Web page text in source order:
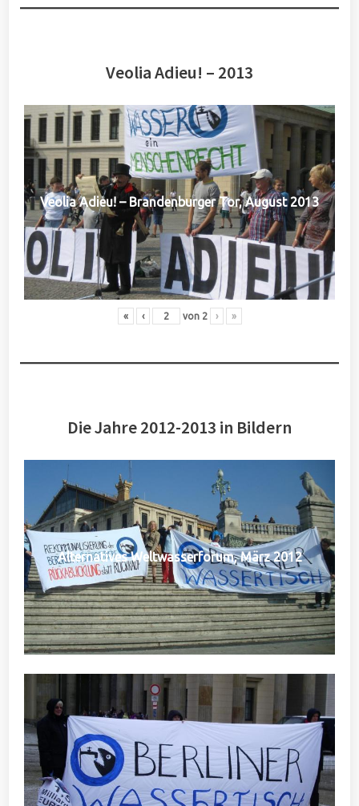
Veolia Adieu! – 2013
Veolia Adieu! – Brandenburger Tor, August 2013
« ‹ von 2 › »
Die Jahre 2012-2013 in Bildern
Alternatives Weltwasserforum, März 2012